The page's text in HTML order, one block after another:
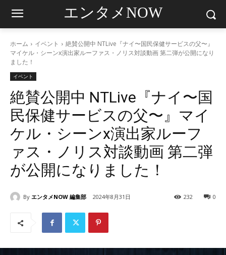
エンタメNOW
ホーム イベント
絶賛公開中 NTLive『ナイ〜国民保健サービスの父〜』
マイケル・シーンx演出家ルーファス・ノリス対談動画 第二弾が公開になり
ました！
イベント
絶賛公開中 NTLive『ナイ〜国
民保健サービスの父〜』マイ
ケル・シーンx演出家ルーフ
ァス・ノリス対談動画 第二弾
が公開になりました！
By エンタメNOW 編集部 2024年8月31日 0
232